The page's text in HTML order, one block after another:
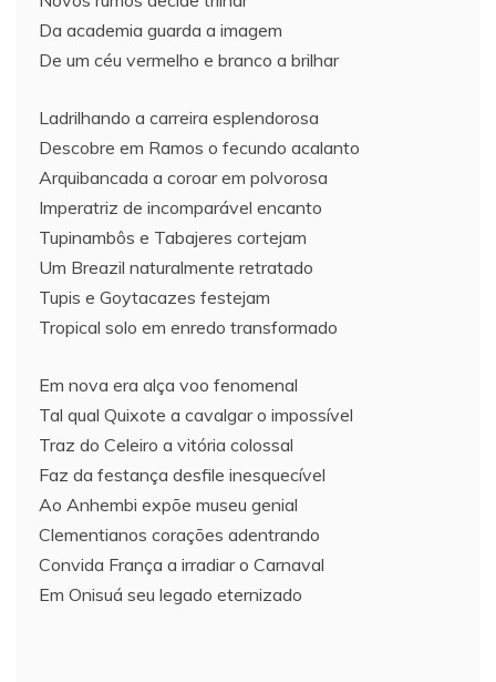
Da academia guarda a imagem
De um céu vermelho e branco a brilhar
Ladrilhando a carreira esplendorosa
Descobre em Ramos o fecundo acalanto
Arquibancada a coroar em polvorosa
Imperatriz de incomparável encanto
Tupinambôs e Tabajeres cortejam
Um Breazil naturalmente retratado
Tupis e Goytacazes festejam
Tropical solo em enredo transformado
Em nova era alça voo fenomenal
Tal qual Quixote a cavalgar o impossível
Traz do Celeiro a vitória colossal
Faz da festança desfile inesquecível
Ao Anhembi expõe museu genial
Clementianos corações adentrando
Convida França a irradiar o Carnaval
Em Onisuá seu legado eternizado